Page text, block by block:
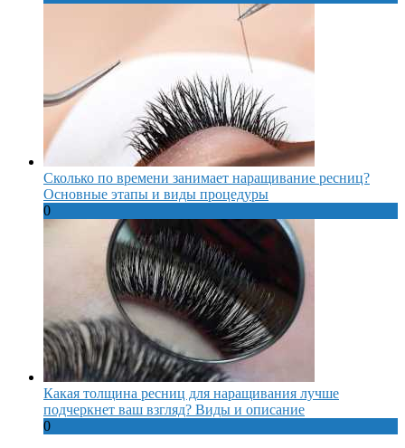
Сколько по времени занимает наращивание ресниц?
Основные этапы и виды процедуры
0
Какая толщина ресниц для наращивания лучше
подчеркнет ваш взгляд? Виды и описание
0